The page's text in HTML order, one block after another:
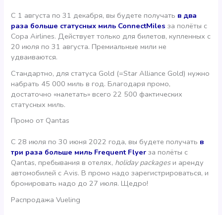
С 1 августа по 31 декабря, вы будете получать в два
раза больше статусных миль ConnectMiles за полёты с
Copa Airlines. Действует только для билетов, купленных с
20 июля по 31 августа. Премиальные мили не
удваиваются.
Стандартно, для статуса Gold (=Star Alliance Gold) нужно
набрать 45 000 миль в год. Благодаря промо,
достаточно «налетать» всего 22 500 фактических
статусных миль.
Промо от Qantas
С 28 июля по 30 июня 2022 года, вы будете получать в
три раза больше миль Frequent Flyer за полёты с
Qantas, пребывания в отелях, holiday packagesи аренду
автомобилей с Avis. В промо надо зарегистрироваться, и
бронировать надо до 27 июля. Щедро!
Распродажа Vueling